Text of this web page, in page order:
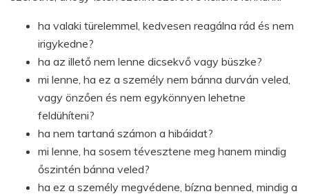
ha valaki türelemmel, kedvesen reagálna rád és nem
irigykedne?
ha az illető nem lenne dicsekvő vagy büszke?
mi lenne, ha ez a személy nem bánna durván veled,
vagy önzően és nem egykönnyen lehetne
feldühíteni?
ha nem tartaná számon a hibáidat?
mi lenne, ha sosem tévesztene meg hanem mindig
őszintén bánna veled?
ha ez a személy megvédene, bízna benned, mindig a